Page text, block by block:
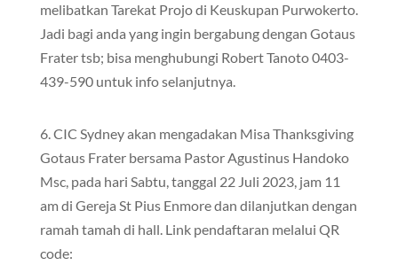
melibatkan Tarekat Projo di Keuskupan Purwokerto.
Jadi bagi anda yang ingin bergabung dengan Gotaus
Frater tsb; bisa menghubungi Robert Tanoto 0403-
439-590 untuk info selanjutnya.
6. CIC Sydney akan mengadakan Misa Thanksgiving
Gotaus Frater bersama Pastor Agustinus Handoko
Msc, pada hari Sabtu, tanggal 22 Juli 2023, jam 11
am di Gereja St Pius Enmore dan dilanjutkan dengan
ramah tamah di hall. Link pendaftaran melalui QR
code: